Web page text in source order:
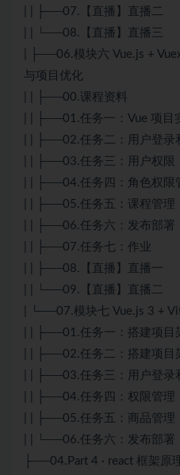
| | ├──07.【直播】直播二
| | └──08.【直播】直播三
| ├──06.模块六 Vue.js +
与项目优化
| | ├──00.课程资料
| | ├──01.任务一：Vue 项目
| | ├──02.任务二：用户登录
| | ├──03.任务三：用户权限
| | ├──04.任务四：角色权限
| | ├──05.任务五：课程管理
| | ├──06.任务六：发布部署
| | ├──07.任务七：作业
| | ├──08.【直播】直播一
| | └──09.【直播】直播二
| └──07.模块七 Vue.js 3 +
| | ├──01.任务一：搭建项目
| | ├──02.任务二：搭建项目
| | ├──03.任务三：用户登录
| | ├──04.任务四：权限管理
| | ├──05.任务五：商品管理
| | └──06.任务六：发布部署
├──04.Part 4 · react 框架原